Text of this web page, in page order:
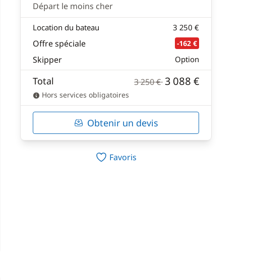
Départ le moins cher
Location du bateau 3 250 €
Offre spéciale -162 €
Skipper Option
Total 3 250 € 3 088 €
Hors services obligatoires
Obtenir un devis
Favoris